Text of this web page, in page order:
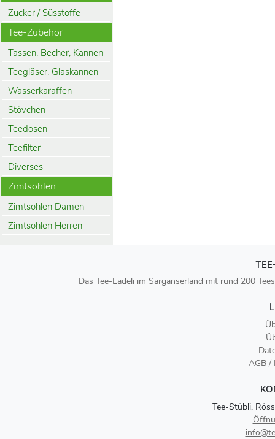
Zucker / Süsstoffe
Tee-Zubehör
Tassen, Becher, Kannen
Teegläser, Glaskannen
Wasserkaraffen
Stövchen
Teedosen
Teefilter
Diverses
Zimtsohlen
Zimtsohlen Damen
Zimtsohlen Herren
Das Tee-Lädeli im Sarganserland mit rund 200
AGB /
Tee-Stübli,